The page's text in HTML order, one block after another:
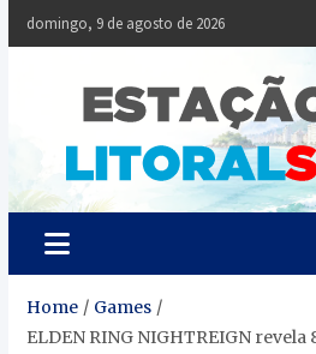
Skip
domingo, 9 de agosto de 2026
Home
Games
ELDEN RING NIGHTREIGN